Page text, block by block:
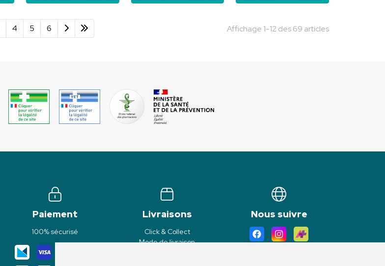
Affichage 1-12 des 69 articles
4 5 6
Paiement
100% sécurisé
Livraisons
Click & Collect
Mode de livraison
Nous suivre